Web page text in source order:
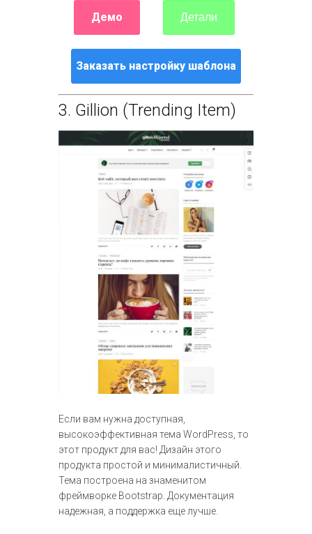
Демо Детали
Заказать настройку шаблона
3. Gillion (Trending Item)
Если вам нужна доступная,
высокоэффективная тема WordPress, то
этот продукт для вас! Дизайн этого
продукта простой и минималистичный.
Тема построена на знаменитом
фреймворке Bootstrap. Документация
надежная, а поддержка еще лучше.